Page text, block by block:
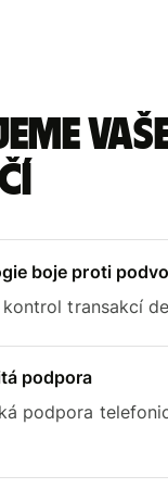
boje proti
transakcí
podpora
podpora